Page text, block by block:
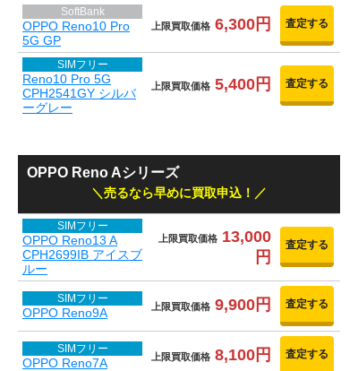
SoftBank
OPPO Reno10 Pro
5G GP
上限買取価格 6,300円 査定する
SIMフリー
Reno10 Pro 5G
CPH2541GY シルバ
ーグレー
上限買取価格 5,400円 査定する
OPPO Reno Aシリーズ
売るなら早めに買取申込！
SIMフリー
OPPO Reno13 A
CPH2699IB アイスブ
ルー
上限買取価格 13,000
円
査定する
SIMフリー
OPPO Reno9A 上限買取価格 9,900円 査定する
SIMフリー
OPPO Reno7A 上限買取価格 8,100円 査定する